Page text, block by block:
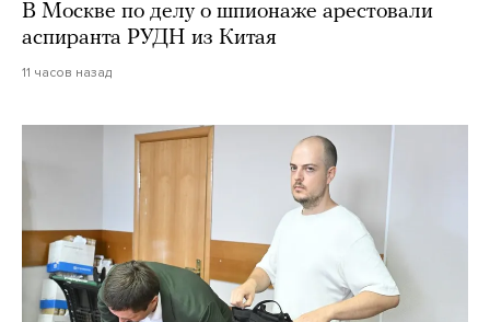
В Москве по делу о шпионаже арестовали
аспиранта РУДН из Китая
11 часов назад